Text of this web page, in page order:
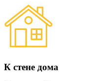
К стене дома